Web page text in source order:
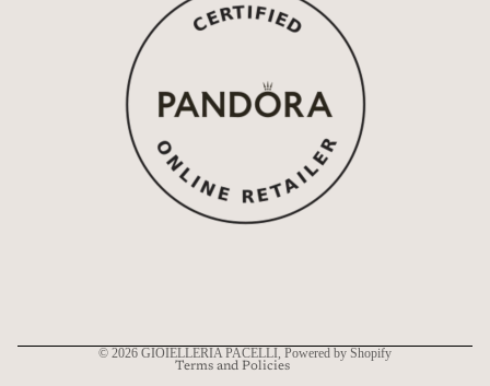
© 2026 GIOIELLERIA PACELLI, Powered by Shopify
Terms and Policies
Refund policy